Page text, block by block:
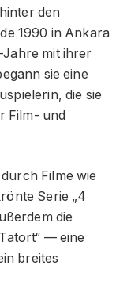
den
1990 in Ankara
mit ihrer
sie eine
die sie
Film- und
Filme wie
Serie „4
die
— eine
breites